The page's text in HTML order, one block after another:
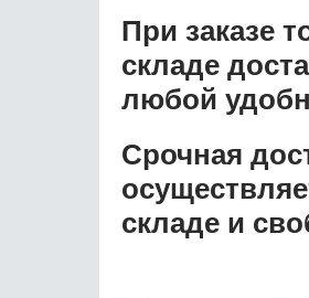
При заказе
складе
любой
Срочная
складе и